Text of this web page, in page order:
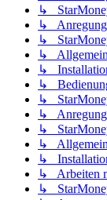
↳
↳
↳
↳
↳
↳
↳
↳
↳
↳
↳
↳ Arbeiten
↳